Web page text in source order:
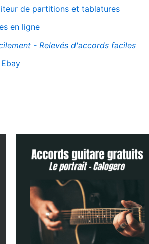
de partitions et tablatures
en ligne
- Relevés d'accords faciles